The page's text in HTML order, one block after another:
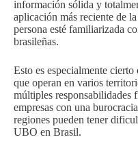
información sólida y
aplicación más reciente de
persona esté familiarizada
brasileñas.
Esto es especialmente cierto
que operan en varios
múltiples responsabilidades
empresas con una
regiones pueden tener
UBO en Brasil.